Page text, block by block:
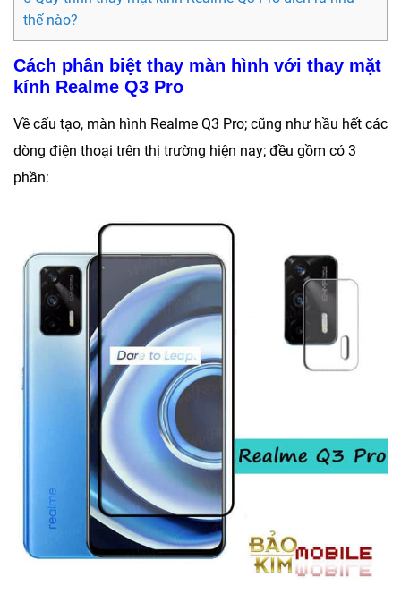
thế nào?
Cách phân biệt thay màn hình với thay mặt
kính Realme Q3 Pro
Về cấu tạo, màn hình Realme Q3 Pro; cũng như hầu hết các
dòng điện thoại trên thị trường hiện nay; đều gồm có 3
phần: